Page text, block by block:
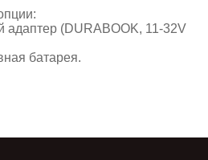
адаптер (DURABOOK, 11-32V
батарея.